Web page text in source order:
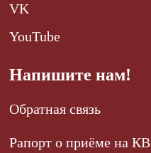
VK
YouTube
Напишите нам!
Обратная связь
Рапорт о приёме на КВ